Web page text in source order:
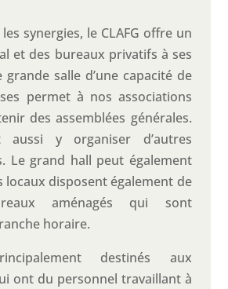
synergies, le CLAFG offre un
et des bureaux privatifs à ses
grande salle d’une capacité de
permet à nos associations
des assemblées générales.
aussi y organiser d’autres
Le grand hall peut également
locaux disposent également de
aménagés qui sont
horaire.
destinés aux
ont du personnel travaillant à